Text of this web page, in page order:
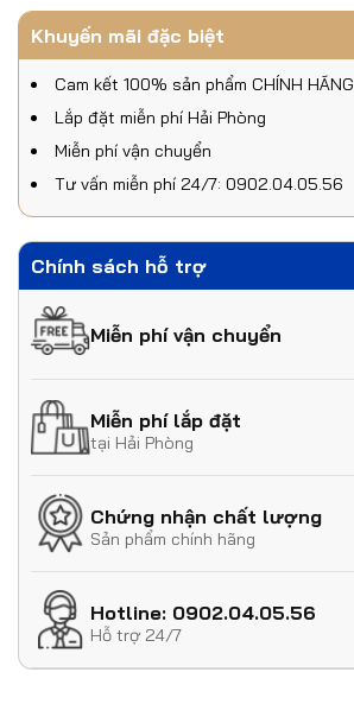
Khuyến mãi đặc biệt
Cam kết 100% sản phẩm CHÍNH HÃNG
Lắp đặt miễn phí Hải Phòng
Miễn phí vận chuyển
Tư vấn miễn phí 24/7: 0902.04.05.56
Chính sách hỗ trợ
Miễn phí vận chuyển
Miễn phí lắp đặt
tại Hải Phòng
Chứng nhận chất lượng
Sản phẩm chính hãng
Hotline: 0902.04.05.56
Hỗ trợ 24/7